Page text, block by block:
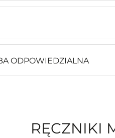
ODPOWIEDZIALNA
RĘCZNIKI